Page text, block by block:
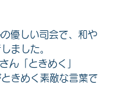
優しい司会で、和や
ました。
ん「ときめく」
きめく素敵な言葉で